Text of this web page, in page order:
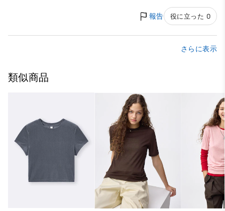
報告 役に立った 0
さらに表示
類似商品